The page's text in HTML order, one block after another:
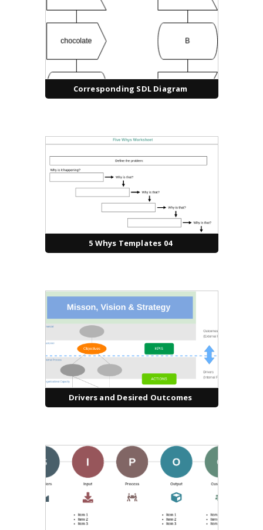
Corresponding SDL Diagram
5 Whys Templates 04
Drivers and Desired Outcomes